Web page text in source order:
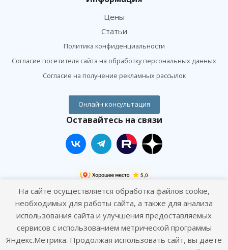
Цены
Статьи
Политика конфиденциальности
Согласие посетителя сайта на обработку персональных данных
Согласие на получение рекламных рассылок
Онлайн консультация
Оставайтесь на связи
Наши контакты
+7 (495) 120-01-09
info@goodhands.vet
На сайте осуществляется обработка файлов cookie,
необходимых для работы сайта, а также для анализа
использования сайта и улучшения предоставляемых
сервисов с использованием метрической программы
Яндекс.Метрика. Продолжая использовать сайт, вы даете